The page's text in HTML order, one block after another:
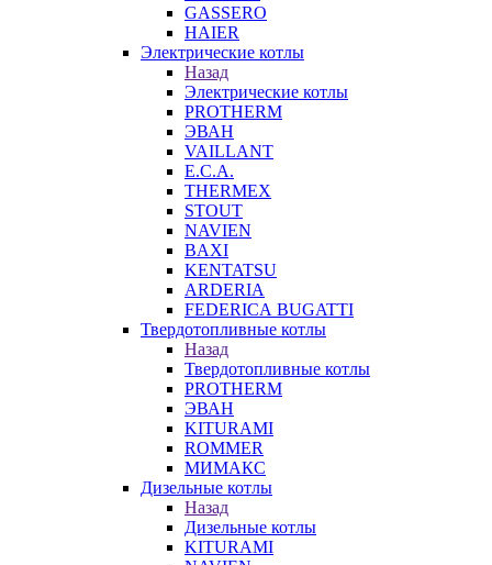
GASSERO
HAIER
Электрические котлы
Назад
Электрические котлы
PROTHERM
ЭВАН
VAILLANT
E.C.A.
THERMEX
STOUT
NAVIEN
BAXI
KENTATSU
ARDERIA
FEDERICА BUGATTI
Твердотопливные котлы
Назад
Твердотопливные котлы
PROTHERM
ЭВАН
KITURAMI
ROMMER
МИМАКС
Дизельные котлы
Назад
Дизельные котлы
KITURAMI